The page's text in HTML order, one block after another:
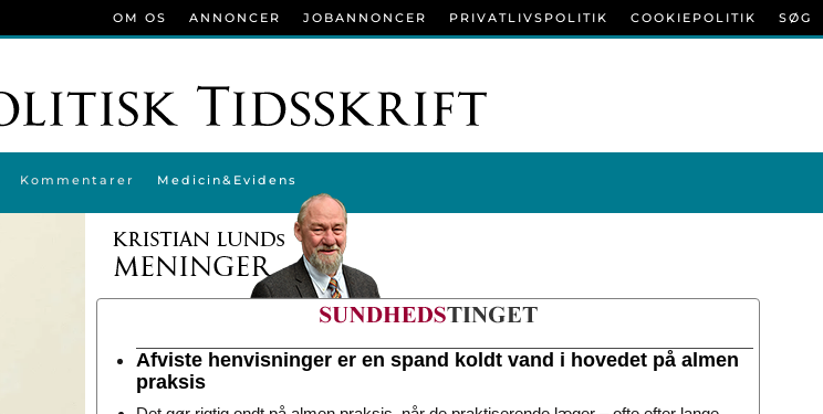
Kommentarer Medicin&Evidens
OM OS ANNONCER JOBANNONCER PRIVATLIVSPOLITIK COOKIEPOLITIK SØG
Afviste henvisninger er en spand koldt vand i hovedet på almen
praksis